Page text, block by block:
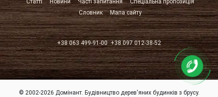
Словник
Мапа сайту
+38 063 499-91-00 +38 097 012-38-52
© 2002-2026 Домінант. Будівництво дерев'яних будинків з брусу.